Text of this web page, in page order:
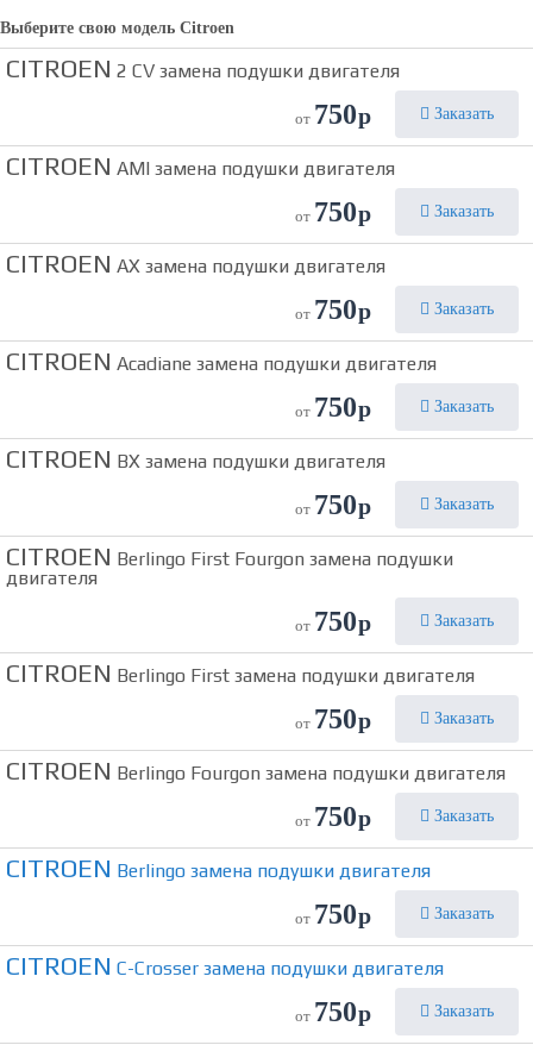
Выберите свою модель Citroen
CITROEN 2 CV замена подушки двигателя
от 750р Заказать
CITROEN AMI замена подушки двигателя
от 750р Заказать
CITROEN AX замена подушки двигателя
от 750р Заказать
CITROEN Acadiane замена подушки двигателя
от 750р Заказать
CITROEN BX замена подушки двигателя
от 750р Заказать
CITROEN Berlingo First Fourgon замена подушки
двигателя
от 750р Заказать
CITROEN Berlingo First замена подушки двигателя
от 750р Заказать
CITROEN Berlingo Fourgon замена подушки двигателя
от 750р Заказать
CITROEN Berlingo замена подушки двигателя
от 750р Заказать
CITROEN C-Crosser замена подушки двигателя
от 750р Заказать